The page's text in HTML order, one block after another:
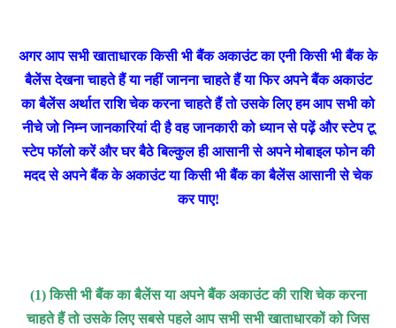
अगर आप सभी खाताधारक किसी भी बैंक अकाउंट का एनी किसी भी बैंक के
बैलेंस देखना चाहते हैं या नहीं जानना चाहते हैं या फिर अपने बैंक अकाउंट
का बैलेंस अर्थात राशि चेक करना चाहते हैं तो उसके लिए हम आप सभी को
नीचे जो निम्न जानकारियां दी है वह जानकारी को ध्यान से पढ़ें और स्टेप टू
स्टेप फॉलो करें और घर बैठे बिल्कुल ही आसानी से अपने मोबाइल फोन की
मदद से अपने बैंक के अकाउंट या किसी भी बैंक का बैलेंस आसानी से चेक
कर पाए!
(1) किसी भी बैंक का बैलेंस या अपने बैंक अकाउंट की राशि चेक करना
चाहते हैं तो उसके लिए सबसे पहले आप सभी सभी खाताधारकों को जिस